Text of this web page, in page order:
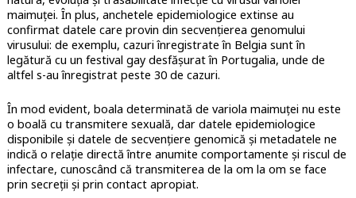
maimuței. În plus, anchetele epidemiologice extinse au
confirmat datele care provin din secvențierea genomului
virusului: de exemplu, cazuri înregistrate în Belgia sunt în
legătură cu un festival gay desfășurat în Portugalia, unde de
altfel s-au înregistrat peste 30 de cazuri.
În mod evident, boala determinată de variola maimuței nu este
o boală cu transmitere sexuală, dar datele epidemiologice
disponibile și datele de secvențiere genomică și metadatele ne
indică o relație directă între anumite comportamente și riscul de
infectare, cunoscând că transmiterea de la om la om se face
prin secreții și prin contact apropiat.